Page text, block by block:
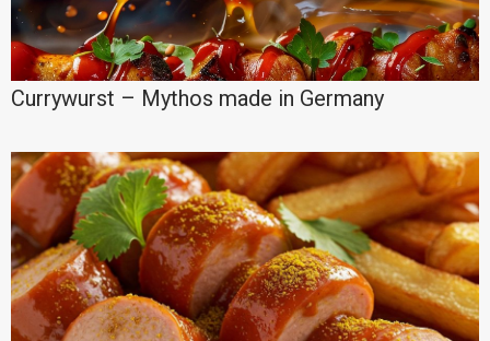
Currywurst – Mythos made in Germany